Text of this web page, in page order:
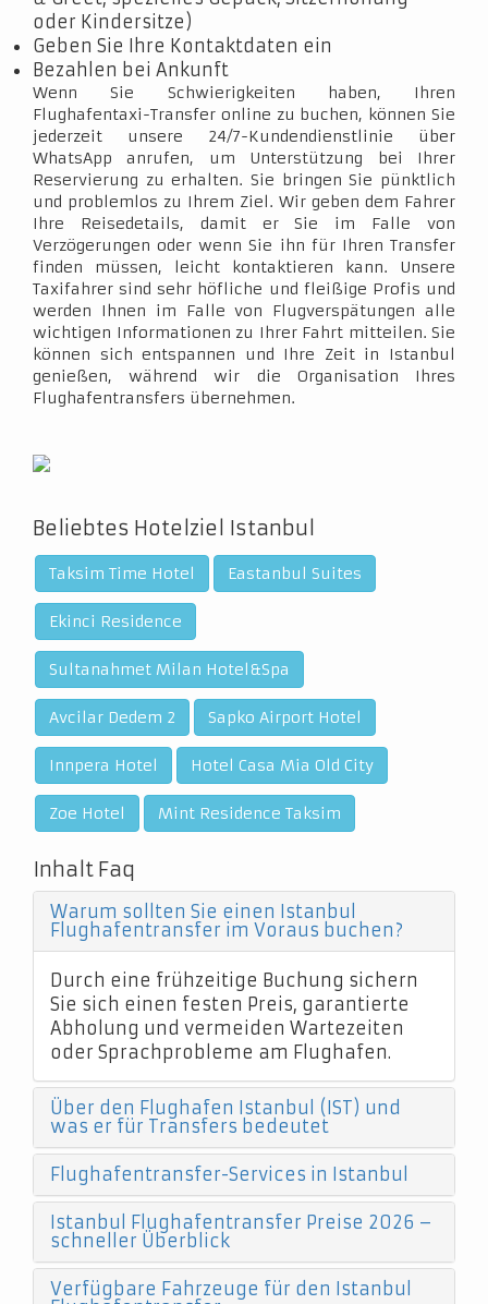
oder Kindersitze)
Geben Sie Ihre Kontaktdaten ein
Bezahlen bei Ankunft
Wenn Sie Schwierigkeiten haben, Ihren
Flughafentaxi-Transfer online zu buchen, können Sie
jederzeit unsere 24/7-Kundendienstlinie über
WhatsApp anrufen, um Unterstützung bei Ihrer
Reservierung zu erhalten. Sie bringen Sie pünktlich
und problemlos zu Ihrem Ziel. Wir geben dem Fahrer
Ihre Reisedetails, damit er Sie im Falle von
Verzögerungen oder wenn Sie ihn für Ihren Transfer
finden müssen, leicht kontaktieren kann. Unsere
Taxifahrer sind sehr höfliche und fleißige Profis und
werden Ihnen im Falle von Flugverspätungen alle
wichtigen Informationen zu Ihrer Fahrt mitteilen. Sie
können sich entspannen und Ihre Zeit in Istanbul
genießen, während wir die Organisation Ihres
Flughafentransfers übernehmen.
Beliebtes Hotelziel Istanbul
Taksim Time Hotel Eastanbul Suites
Ekinci Residence
Sultanahmet Milan Hotel&Spa
Avcilar Dedem 2 Sapko Airport Hotel
Innpera Hotel Hotel Casa Mia Old City
Zoe Hotel Mint Residence Taksim
Inhalt Faq
Warum sollten Sie einen Istanbul
Flughafentransfer im Voraus buchen?
Durch eine frühzeitige Buchung sichern
Sie sich einen festen Preis, garantierte
Abholung und vermeiden Wartezeiten
oder Sprachprobleme am Flughafen.
Über den Flughafen Istanbul (IST) und
was er für Transfers bedeutet
Flughafentransfer-Services in Istanbul
Istanbul Flughafentransfer Preise 2026 –
schneller Überblick
Verfügbare Fahrzeuge für den Istanbul